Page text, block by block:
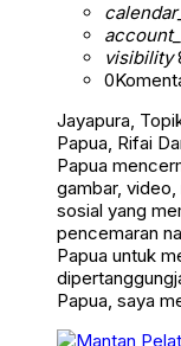
visibility
0
Jayapura,
Papua, Rifai
Papua
gambar,
sosial yang
pencemaran
Papua untuk
Papua, saya